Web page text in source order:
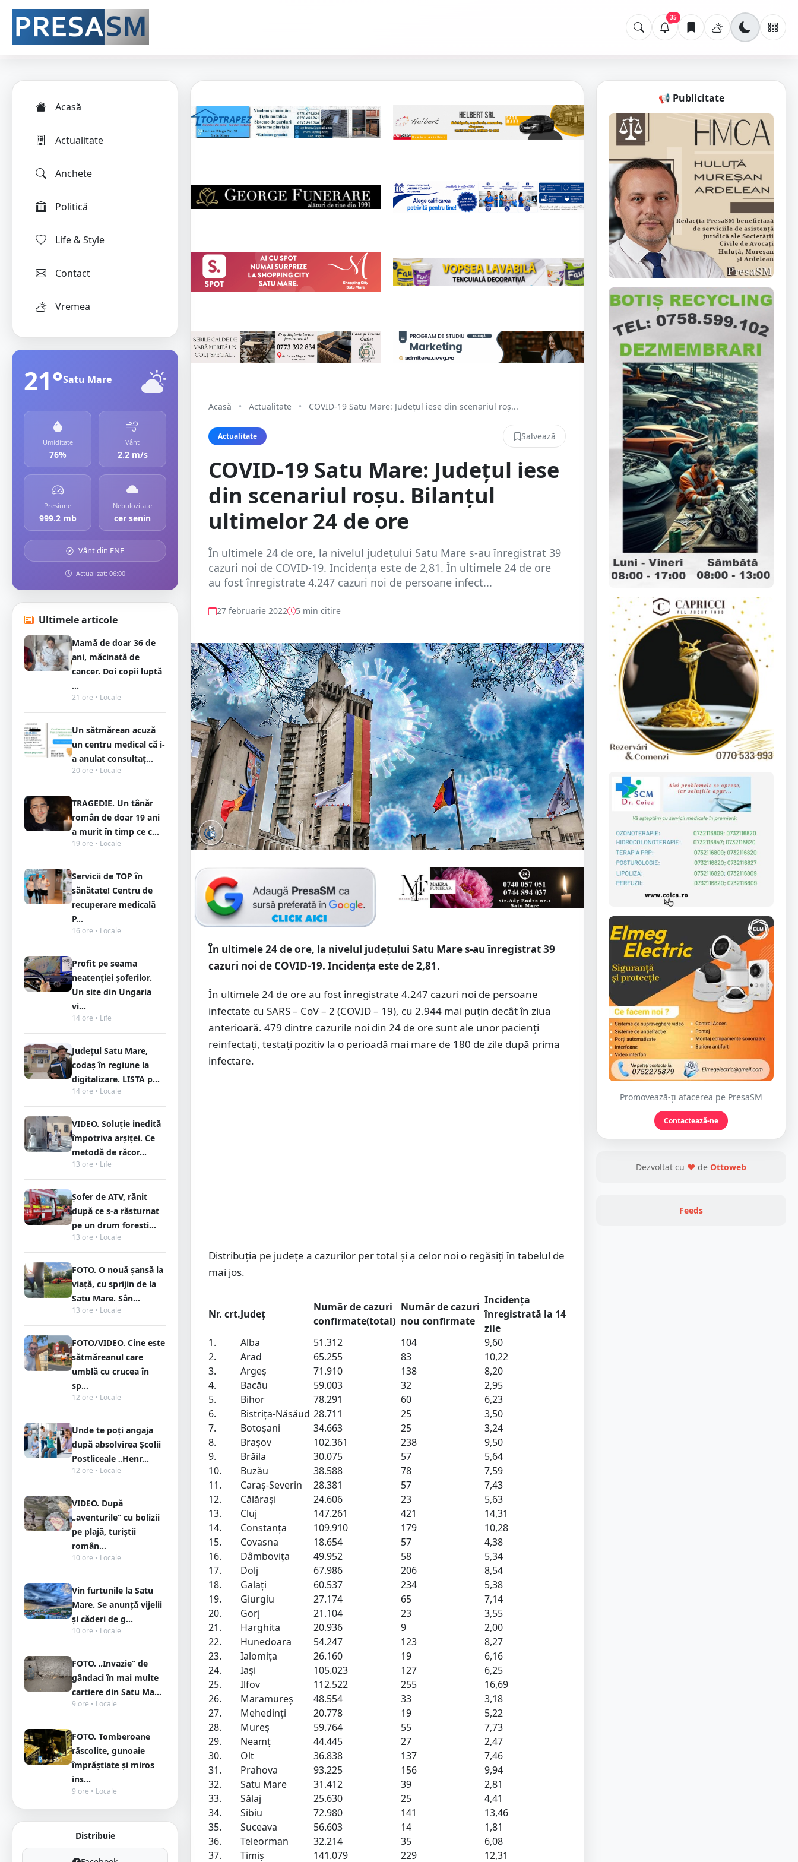
35
Acasă
Actualitate
Anchete
Politică
Life & Style
Contact
Vremea
21°Satu Mare
Umiditate
76%
Vânt
2.2 m/s
Presiune
999.2 mb
Nebulozitate
cer senin
Vânt din ENE
Actualizat: 06:00
Ultimele articole
Mamă de doar 36 de
ani, măcinată de
cancer. Doi copii luptă
...
21 ore • Locale
Un sătmărean acuză
un centru medical că i-
a anulat consultaț...
20 ore • Locale
TRAGEDIE. Un tânăr
român de doar 19 ani
a murit în timp ce c...
19 ore • Locale
Servicii de TOP în
sănătate! Centru de
recuperare medicală
P...
16 ore • Locale
Profit pe seama
neatenției șoferilor.
Un site din Ungaria
vi...
14 ore • Life
Județul Satu Mare,
codaș în regiune la
digitalizare. LISTA p...
14 ore • Locale
VIDEO. Soluție inedită
împotriva arșiței. Ce
metodă de răcor...
13 ore • Life
Șofer de ATV, rănit
după ce s-a răsturnat
pe un drum foresti...
13 ore • Locale
FOTO. O nouă șansă la
viață, cu sprijin de la
Satu Mare. Sân...
13 ore • Locale
FOTO/VIDEO. Cine este
sătmăreanul care
umblă cu crucea în
sp...
12 ore • Locale
Unde te poți angaja
după absolvirea Școlii
Postliceale „Henr...
12 ore • Locale
VIDEO. După
„aventurile” cu bolizii
pe plajă, turiștii
român...
10 ore • Locale
Vin furtunile la Satu
Mare. Se anunță vijelii
și căderi de g...
10 ore • Locale
FOTO. „Invazie” de
gândaci în mai multe
cartiere din Satu Ma...
9 ore • Locale
FOTO. Tomberoane
răscolite, gunoaie
împrăștiate și miros
ins...
9 ore • Locale
Distribuie
Acasă • Actualitate • COVID-19 Satu Mare: Județul iese din scenariul roș...
Actualitate Salvează
COVID-19 Satu Mare: Județul iese
din scenariul roșu. Bilanțul
ultimelor 24 de ore
În ultimele 24 de ore, la nivelul județului Satu Mare s-au înregistrat 39
cazuri noi de COVID-19. Incidența este de 2,81. În ultimele 24 de ore
au fost înregistrate 4.247 cazuri noi de persoane infect...
27 februarie 2022 5 min citire
În ultimele 24 de ore, la nivelul județului Satu Mare s-au înregistrat 39
cazuri noi de COVID-19. Incidența este de 2,81.
În ultimele 24 de ore au fost înregistrate 4.247 cazuri noi de persoane
infectate cu SARS – CoV – 2 (COVID – 19), cu 2.944 mai puțin decât în ziua
anterioară. 479 dintre cazurile noi din 24 de ore sunt ale unor pacienți
reinfectați, testați pozitiv la o perioadă mai mare de 180 de zile după prima
infectare.
Distribuția pe județe a cazurilor per total și a celor noi o regăsiți în tabelul de
mai jos.
Nr. crt.Județ
Număr de cazuri
confirmate(total)
Număr de cazuri
nou confirmate
Incidența
înregistrată la 14
zile
1.
Alba 51.312 104
9,60
2.
Arad 65.255 83
10,22
3.
Argeș 71.910 138
8,20
4.
Bacău 59.003 32
2,95
5.
Bihor 78.291 60
6,23
6.
Bistrița-Năsăud 28.711 25
3,50
7.
Botoșani 34.663 25
3,24
8.
Brașov 102.361 238
9,50
9.
Brăila 30.075 57
5,64
10.
Buzău 38.588 78
7,59
11.
Caraș-Severin 28.381 57
7,43
12.
Călărași 24.606 23
5,63
13.
Cluj 147.261 421
14,31
14.
Constanța 109.910 179
10,28
15.
Covasna 18.654 57
4,38
16.
Dâmbovița 49.952 58
5,34
17.
Dolj 67.986 206
8,54
18.
Galați 60.537 234
5,38
19.
Giurgiu 27.174 65
7,14
20.
Gorj 21.104 23
3,55
21.
Harghita 20.936 9
2,00
22.
Hunedoara 54.247 123
8,27
23.
Ialomița 26.160 19
6,16
24.
Iași 105.023 127
6,25
25.
Ilfov 112.522 255
16,69
26.
Maramureș 48.554 33
3,18
27.
Mehedinți 20.778 19
5,22
28.
Mureș 59.764 55
7,73
29.
Neamț 44.445 27
2,47
30.
Olt 36.838 137
7,46
31.
Prahova 93.225 156
9,94
32.
Satu Mare 31.412 39
2,81
33.
Sălaj 25.630 25
4,41
34.
Sibiu 72.980 141
13,46
35.
Suceava 56.603 14
1,81
36.
Teleorman 32.214 35
6,08
37.
Timiș 141.079 229
12,31
📢 Publicitate
Promovează-ți afacerea pe PresaSM
Contactează-ne
Dezvoltat cu ❤ de Ottoweb
Feeds